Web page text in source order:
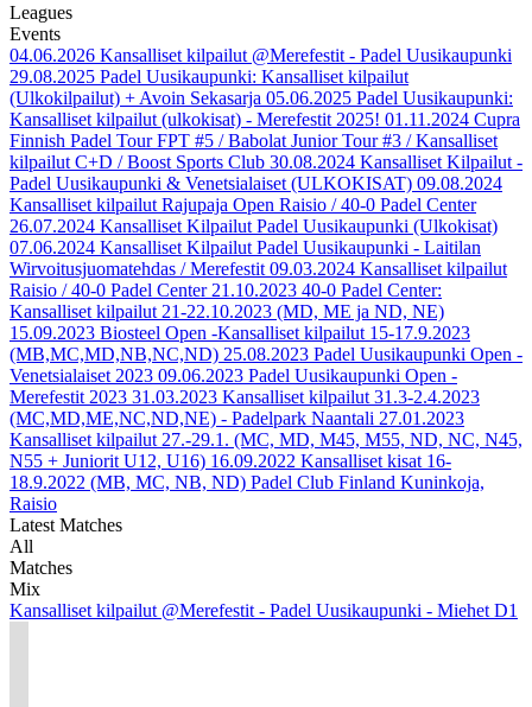
Leagues
Events
04.06.2026 Kansalliset kilpailut @Merefestit - Padel Uusikaupunki
29.08.2025 Padel Uusikaupunki: Kansalliset kilpailut
(Ulkokilpailut) + Avoin Sekasarja 05.06.2025 Padel Uusikaupunki:
Kansalliset kilpailut (ulkokisat) - Merefestit 2025! 01.11.2024 Cupra
Finnish Padel Tour FPT #5 / Babolat Junior Tour #3 / Kansalliset
kilpailut C+D / Boost Sports Club 30.08.2024 Kansalliset Kilpailut -
Padel Uusikaupunki & Venetsialaiset (ULKOKISAT) 09.08.2024
Kansalliset kilpailut Rajupaja Open Raisio / 40-0 Padel Center
26.07.2024 Kansalliset Kilpailut Padel Uusikaupunki (Ulkokisat)
07.06.2024 Kansalliset Kilpailut Padel Uusikaupunki - Laitilan
Wirvoitusjuomatehdas / Merefestit 09.03.2024 Kansalliset kilpailut
Raisio / 40-0 Padel Center 21.10.2023 40-0 Padel Center:
Kansalliset kilpailut 21-22.10.2023 (MD, ME ja ND, NE)
15.09.2023 Biosteel Open -Kansalliset kilpailut 15-17.9.2023
(MB,MC,MD,NB,NC,ND) 25.08.2023 Padel Uusikaupunki Open -
Venetsialaiset 2023 09.06.2023 Padel Uusikaupunki Open -
Merefestit 2023 31.03.2023 Kansalliset kilpailut 31.3-2.4.2023
(MC,MD,ME,NC,ND,NE) - Padelpark Naantali 27.01.2023
Kansalliset kilpailut 27.-29.1. (MC, MD, M45, M55, ND, NC, N45,
N55 + Juniorit U12, U16) 16.09.2022 Kansalliset kisat 16-
18.9.2022 (MB, MC, NB, ND) Padel Club Finland Kuninkoja,
Raisio
Latest Matches
All
Matches
Mix
Kansalliset kilpailut @Merefestit - Padel Uusikaupunki - Miehet D1